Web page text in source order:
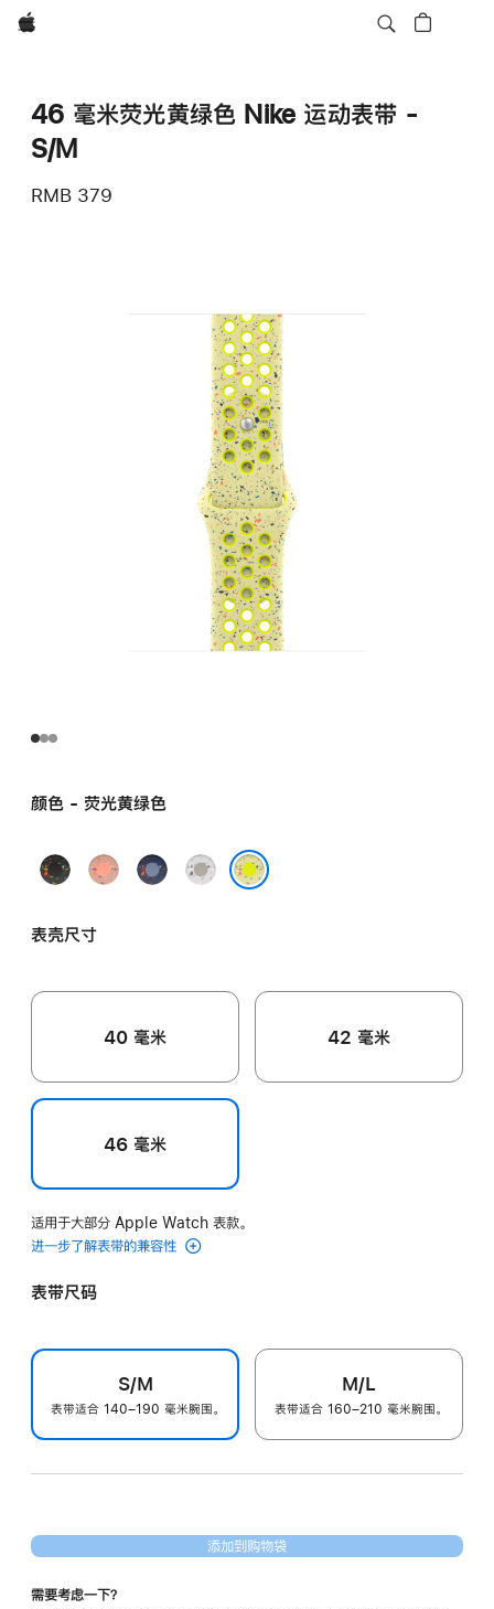
Apple
46 毫米荧光黄绿色 Nike 运动表带 -
S/M
RMB 379
颜色 - 荧光黄绿色
午
黑
山
粉
缎
朦
表壳尺寸
40 毫米 42 毫米
46 毫米
适用于大部分 Apple Watch 表款。
进一步了解表带的兼容性
表带尺码
S/M
表带适合 140–190 毫米腕围。
M/L
表带适合 160–210 毫米腕围。
添加到购物袋
需要考虑一下？